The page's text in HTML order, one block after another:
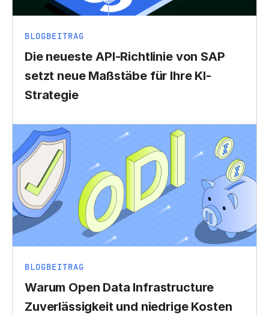
BLOGBEITRAG
Die neueste API-Richtlinie von SAP
setzt neue Maßstäbe für Ihre KI-
Strategie
BLOGBEITRAG
Warum Open Data Infrastructure
Zuverlässigkeit und niedrige Kosten